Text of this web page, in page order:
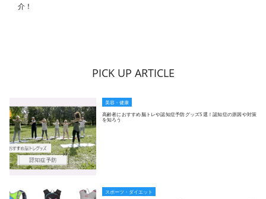
介！
PICK UP ARTICLE
美容・健康
高齢者におすすめ脳トレや認知症予防グッズ5選！認知症の原因や対策
を知ろう
スポーツ・ダイエット